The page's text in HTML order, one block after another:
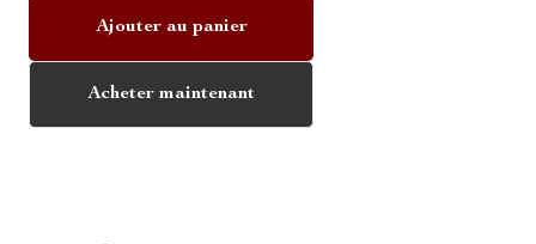
Ajouter au panier
Acheter maintenant